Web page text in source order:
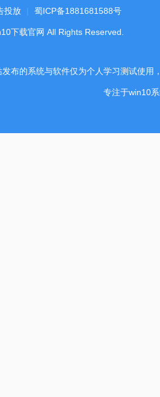
投放 蜀ICP备1881681588号
下载官网 All Rights Reserved.
发布的系统与软件仅为个人学习测试使用
专注于win10